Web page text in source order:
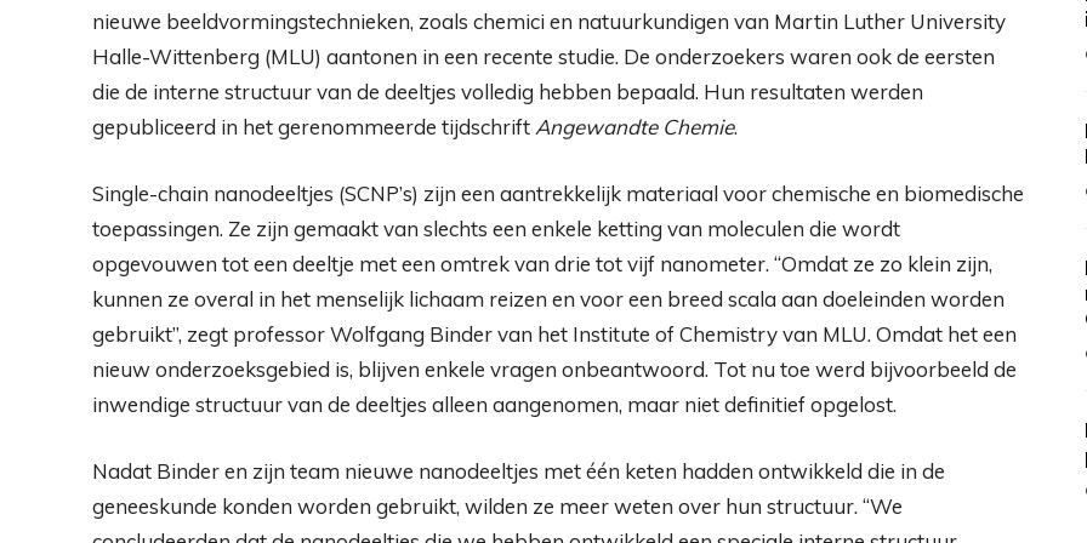
nieuwe beeldvormingstechnieken, zoals chemici en natuurkundigen van Martin Luther University
Halle-Wittenberg (MLU) aantonen in een recente studie. De onderzoekers waren ook de eersten
die de interne structuur van de deeltjes volledig hebben bepaald. Hun resultaten werden
gepubliceerd in het gerenommeerde tijdschrift Angewandte Chemie.
Single-chain nanodeeltjes (SCNP’s) zijn een aantrekkelijk materiaal voor chemische en biomedische
toepassingen. Ze zijn gemaakt van slechts een enkele ketting van moleculen die wordt
opgevouwen tot een deeltje met een omtrek van drie tot vijf nanometer. “Omdat ze zo klein zijn,
kunnen ze overal in het menselijk lichaam reizen en voor een breed scala aan doeleinden worden
gebruikt”, zegt professor Wolfgang Binder van het Institute of Chemistry van MLU. Omdat het een
nieuw onderzoeksgebied is, blijven enkele vragen onbeantwoord. Tot nu toe werd bijvoorbeeld de
inwendige structuur van de deeltjes alleen aangenomen, maar niet definitief opgelost.
Nadat Binder en zijn team nieuwe nanodeeltjes met één keten hadden ontwikkeld die in de
geneeskunde konden worden gebruikt, wilden ze meer weten over hun structuur. “We